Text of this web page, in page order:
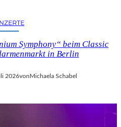
Symphony“ beim Classic
in Berlin
2026vonMichaela Schabel